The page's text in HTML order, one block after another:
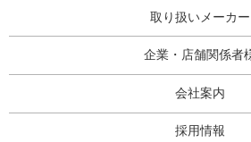
取り扱いメーカー
企業・店舗関係者
会社案内
採用情報